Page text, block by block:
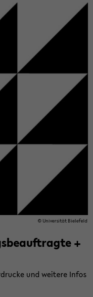
© Uni­ver­si­tät Bie­le­feld
+
und wei­te­re Infos